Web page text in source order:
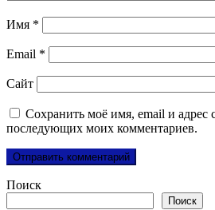
Имя *
Email *
Сайт
Сохранить моё имя, email и адрес
последующих моих комментариев.
Поиск
Поиск